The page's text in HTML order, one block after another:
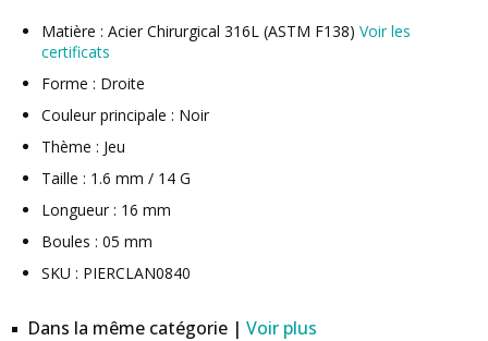
Matière : Acier Chirurgical 316L (ASTM F138) Voir les
certificats
Forme : Droite
Couleur principale : Noir
Thème : Jeu
Taille : 1.6 mm / 14 G
Longueur : 16 mm
Boules : 05 mm
SKU : PIERCLAN0840
Dans la même catégorie | Voir plus